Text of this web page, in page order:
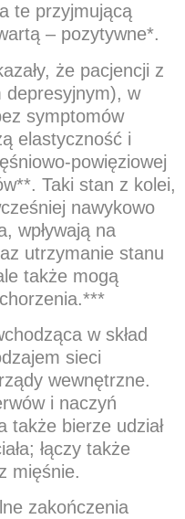
te przyjmującą
– pozytywne*.
że pacjencji z
depresyjnym), w
symptomów
elastyczność i
powięziowej
Taki stan z kolei,
nawykowo
wpływają na
utrzymanie stanu
także mogą
w skład
sieci
wewnętrzne.
i naczyń
także bierze udział
łączy także
mięśnie.
zakończenia